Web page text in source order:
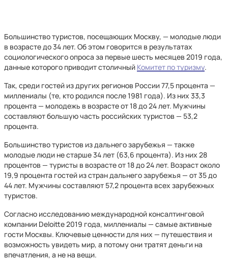
Большинство туристов, посещающих Москву, — молодые люди
в возрасте до 34 лет. Об этом говорится в результатах
социологического опроса за первые шесть месяцев 2019 года,
данные которого приводит столичный Комитет по туризму.
Так, среди гостей из других регионов России 77,5 процента —
миллениалы (те, кто родился после 1981 года). Из них 33,3
процента — молодежь в возрасте от 18 до 24 лет. Мужчины
составляют большую часть российских туристов — 53,2
процента.
Большинство туристов из дальнего зарубежья — также
молодые люди не старше 34 лет (63,6 процента). Из них 28
процентов — туристы в возрасте от 18 до 24 лет. Возраст около
19,9 процента гостей из стран дальнего зарубежья — от 35 до
44 лет. Мужчины составляют 57,2 процента всех зарубежных
туристов.
Согласно исследованию международной консалтинговой
компании Deloitte 2019 года, миллениалы — самые активные
гости Москвы. Ключевые ценности для них — путешествия и
возможность увидеть мир, а потому они тратят деньги на
впечатления, а не на вещи.